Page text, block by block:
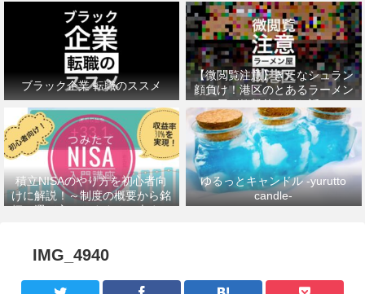
ブラック企業 転職のススメ
【微閲覧注意】きたなシュラン
顔負け！港区のとあるラーメン
屋が衝撃的すぎた話。
積立NISAのやり方を初心者向
けに解説！～制度の概要から銘
柄の選び方、おすすめの本まで
ゆるっとキャンドル -yurutto
candle-
IMG_4940